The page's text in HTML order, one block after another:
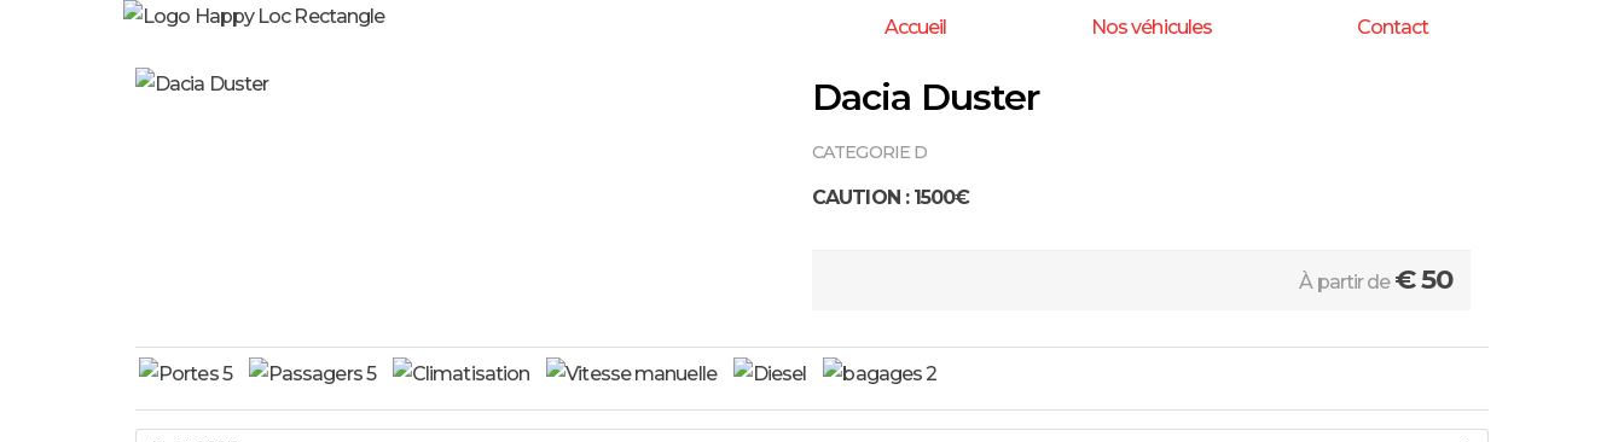
Accueil Nos véhicules Contact
Dacia Duster
CATEGORIE D
CAUTION : 1500€
À partir de €50